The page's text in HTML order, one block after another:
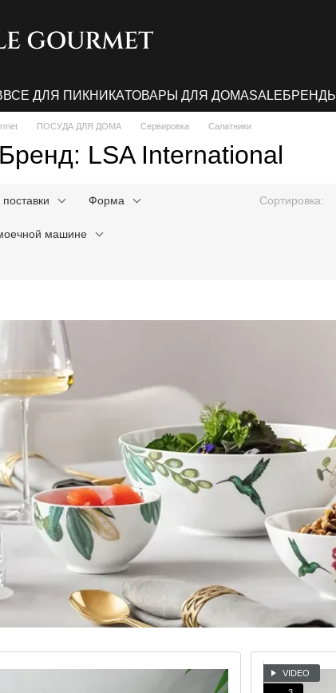
ВСЕ ДЛЯ ПИКНИКАТОВАРЫ ДЛЯ ДОМАSALEБРЕНДЫ
ПОСУДА ДЛЯ ДОМА Сервировка Салатники
LSA International
Форма
машине
Сортировка:
VIDEO